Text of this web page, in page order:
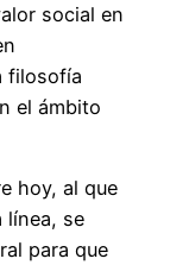
social en
filosofía
el ámbito
hoy, al que
línea, se
para que